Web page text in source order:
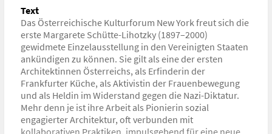
URL
https://acfny.org/exhibitions/
Text
Das Österreichische Kulturforum New York freut sich die
erste Margarete Schütte-Lihotzky (1897–2000)
gewidmete Einzelausstellung in den Vereinigten Staaten
ankündigen zu können. Sie gilt als eine der ersten
Architektinnen Österreichs, als Erfinderin der
Frankfurter Küche, als Aktivistin der Frauenbewegung
und als Heldin im Widerstand gegen die Nazi-Diktatur.
Mehr denn je ist ihre Arbeit als Pionierin sozial
engagierter Architektur, oft verbunden mit